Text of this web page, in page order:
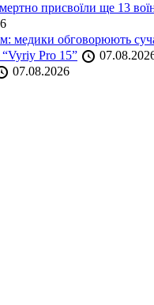
присвоїли ще 13
медики обговорюють
“Vyriy Pro 15”
07.08.2026